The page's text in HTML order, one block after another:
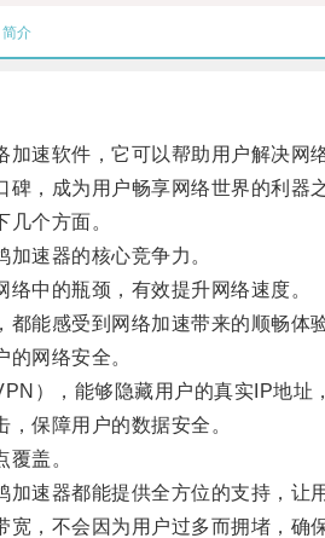
简介
软件，它可以帮助用户解决网
，成为用户畅享网络世界的利器之
个方面。
速器的核心竞争力。
中的瓶颈，有效提升网络速度。
能感受到网络加速带来的顺畅体验
网络安全。
），能够隐藏用户的真实IP地址
保障用户的数据安全。
盖。
器都能提供全方位的支持，让用
不会因为用户过多而拥堵，确